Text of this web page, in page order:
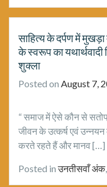
साहित्य के दर्पण में
के स्वरूप का
शुक्ला
Posted on August 7,
“ समाज में ऐसे कौन से
जीवन के उत्कर्ष एवं
करते रहते हैं और मानव […]
Posted inउनतीसवाँ अंक